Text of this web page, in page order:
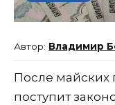
Владимир
После майских
поступит